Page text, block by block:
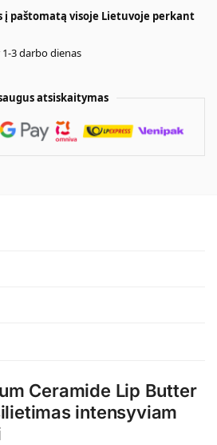
į paštomatą visoje Lietuvoje perkant
3 darbo dienas
atsiskaitymas
Ceramide Lip Butter
intensyviam